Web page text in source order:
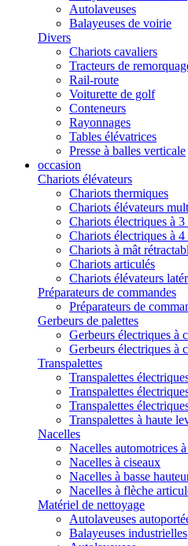
Autolaveuses
Balayeuses de voirie
Divers
Chariots cavaliers
Tracteurs de
Rail-route
Voiturette de golf
Conteneurs
Rayonnages
Tables élévatrices
Presse à balles verticale
occasion
Chariots élévateurs
Chariots thermiques
Chariots élévateurs
Chariots électriques à 3
Chariots électriques à 4
Chariots à mât
Chariots articulés
Chariots élévateurs
Préparateurs de commandes
Préparateurs de
Gerbeurs de palettes
Gerbeurs électriques à
Gerbeurs électriques à
Transpalettes
Transpalettes
Transpalettes
Transpalettes
Transpalettes à haute
Nacelles
Nacelles automotrices
Nacelles à ciseaux
Nacelles à basse
Nacelles à flèche
Matériel de nettoyage
Autolaveuses
Balayeuses industrielles